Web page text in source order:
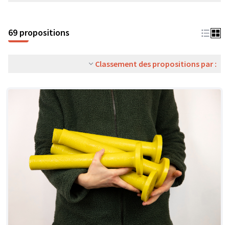
69 propositions
Classement des propositions par :